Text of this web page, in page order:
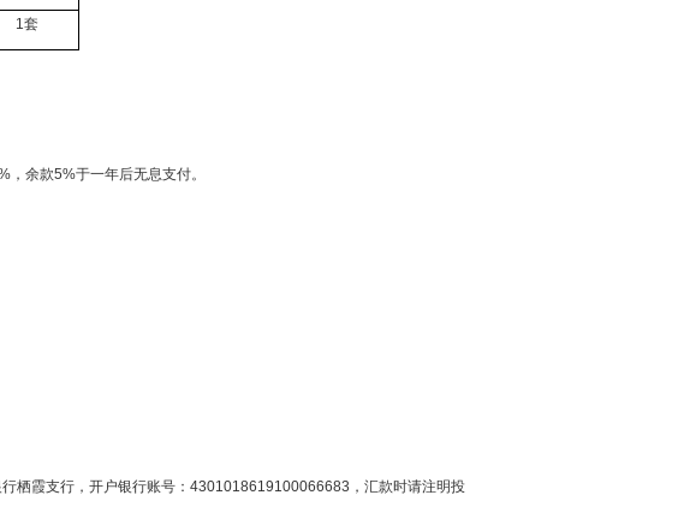
1套
，余款5%于一年后无息支付。
栖霞支行，开户银行账号：4301018619100066683，汇款时请注明投